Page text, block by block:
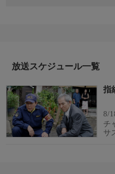
希）も刺殺体で発見される
出演者
橋爪功、中田喜子、浜田学
沢心、丸岡奨詞、真実一
放送スケジュール一覧
指
8/
チ
サ